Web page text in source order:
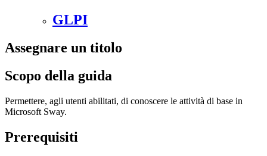
GLPI
Assegnare un titolo
Scopo della guida
Permettere, agli utenti abilitati, di conoscere le attività di base in
Microsoft Sway.
Prerequisiti